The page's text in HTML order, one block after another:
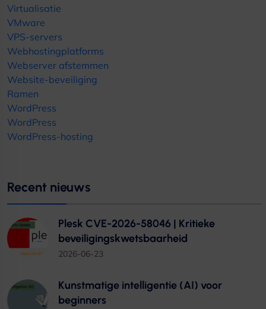
Virtualisatie
VMware
VPS-servers
Webhostingplatforms
Webserver afstemmen
Website-beveiliging
Ramen
WordPress
WordPress
WordPress-hosting
Recent nieuws
Plesk CVE-2026-58046 | Kritieke
beveiligingskwetsbaarheid
2026-06-23
Kunstmatige intelligentie (AI) voor
beginners